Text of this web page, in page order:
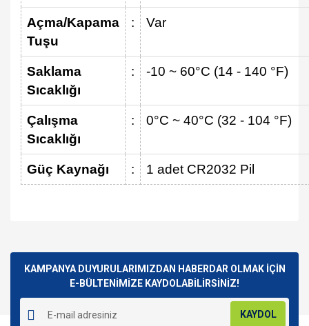
Açma/Kapama
Tuşu
: Var
Saklama
Sıcaklığı
: -10 ~ 60°C (14 - 140 °F)
Çalışma
Sıcaklığı
: 0°C ~ 40°C (32 - 104 °F)
Güç Kaynağı : 1 adet CR2032 Pil
Yorum Yaz
kullanarak tarafımıza iletebilirsiniz.
Görüş ve önerileriniz için teşekkür ederiz.
Ürün resmi kalitesiz, bozuk veya görüntülenemiyor.
Ürün açıklamasında eksik bilgiler bulunuyor.
KAMPANYA DUYURULARIMIZDAN HABERDAR OLMAK İÇİN
E-BÜLTENİMİZE KAYDOLABİLİRSİNİZ!
KAYDOL